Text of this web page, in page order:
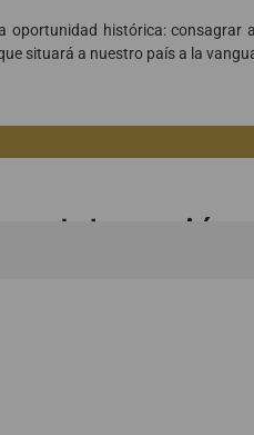
oportunidad histórica: consagrar
situará a nuestro país a la
colaboración